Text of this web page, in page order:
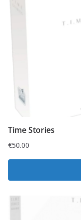
Time Stories
€50.00